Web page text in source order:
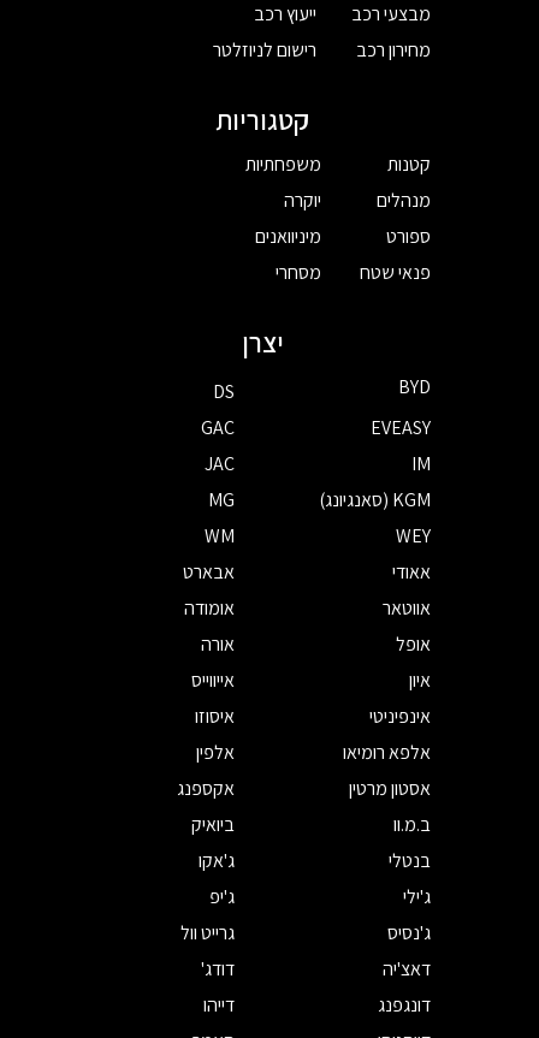
מבצעי רכב
מחירון רכב
ייעוץ רכב
רישום לניוזלטר
קטגוריות
קטנות
מנהלים
ספורט
פנאי שטח
משפחתיות
יוקרה
מיניוואנים
מסחרי
יצרן
BYD
DS
EVEASY
GAC
IM
JAC
KGM (סאנגיונג)
MG
WEY
WM
אאודי
אבארט
אווטאר
אומודה
אופל
אורה
איון
אייווייס
אינפיניטי
איסוזו
אלפא רומיאו
אלפין
אסטון מרטין
אקספנג
ב.מ.וו
ביואיק
בנטלי
ג'אקו
ג'ילי
ג'יפ
ג'נסיס
גרייט וול
דאצ'יה
דודג'
דונגפנג
דייהו